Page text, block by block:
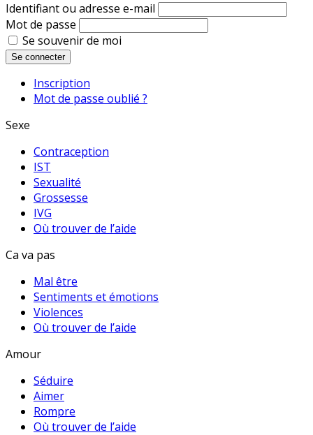
Identifiant ou adresse e-mail
Mot de passe
Se souvenir de moi
Se connecter
Inscription
Mot de passe oublié ?
Sexe
Contraception
IST
Sexualité
Grossesse
IVG
Où trouver de l’aide
Ca va pas
Mal être
Sentiments et émotions
Violences
Où trouver de l’aide
Amour
Séduire
Aimer
Rompre
Où trouver de l’aide